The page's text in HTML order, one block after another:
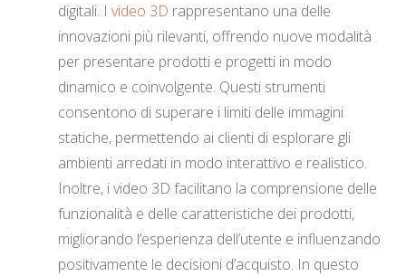
digitali. I video 3D rappresentano una delle
innovazioni più rilevanti, offrendo nuove modalità
per presentare prodotti e progetti in modo
dinamico e coinvolgente. Questi strumenti
consentono di superare i limiti delle immagini
statiche, permettendo ai clienti di esplorare gli
ambienti arredati in modo interattivo e realistico.
Inoltre, i video 3D facilitano la comprensione delle
funzionalità e delle caratteristiche dei prodotti,
migliorando l’esperienza dell’utente e influenzando
positivamente le decisioni d’acquisto. In questo